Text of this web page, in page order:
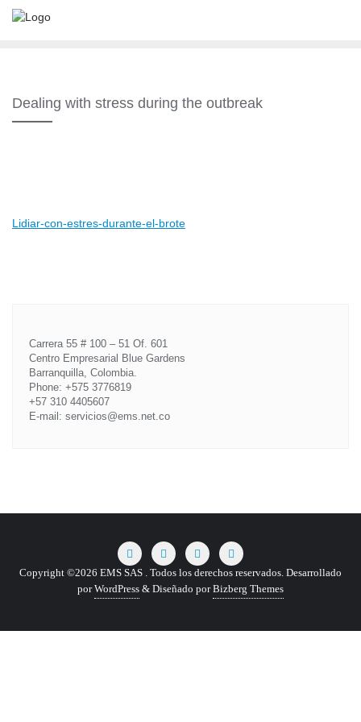
Dealing with stress during the outbreak
Lidiar-con-estres-durante-el-brote
Carrera 55 # 100 – 51 Of. 601
Centro Empresarial Blue Gardens
Barranquilla, Colombia.
Phone: +575 3776819
+57 310 4405607
E-mail: servicios@ems.net.co
Copyright ©2026 EMS SAS . Todos los derechos reservados. Desarrollado
porWordPress & Diseñado porBizberg Themes